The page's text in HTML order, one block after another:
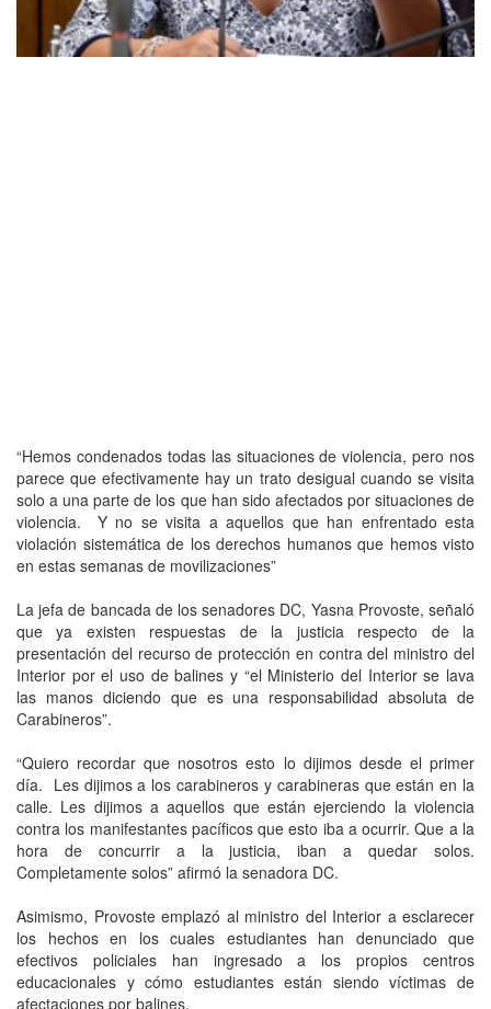
“Hemos condenados todas las situaciones de violencia, pero nos
parece que efectivamente hay un trato desigual cuando se visita
solo a una parte de los que han sido afectados por situaciones de
violencia. Y no se visita a aquellos que han enfrentado esta
violación sistemática de los derechos humanos que hemos visto
en estas semanas de movilizaciones”
La jefa de bancada de los senadores DC, Yasna Provoste, señaló
que ya existen respuestas de la justicia respecto de la
presentación del recurso de protección en contra del ministro del
Interior por el uso de balines y “el Ministerio del Interior se lava
las manos diciendo que es una responsabilidad absoluta de
Carabineros”.
“Quiero recordar que nosotros esto lo dijimos desde el primer
día. Les dijimos a los carabineros y carabineras que están en la
calle. Les dijimos a aquellos que están ejerciendo la violencia
contra los manifestantes pacíficos que esto iba a ocurrir. Que a la
hora de concurrir a la justicia, iban a quedar solos.
Completamente solos” afirmó la senadora DC.
Asimismo, Provoste emplazó al ministro del Interior a esclarecer
los hechos en los cuales estudiantes han denunciado que
efectivos policiales han ingresado a los propios centros
educacionales y cómo estudiantes están siendo víctimas de
afectaciones por balines.